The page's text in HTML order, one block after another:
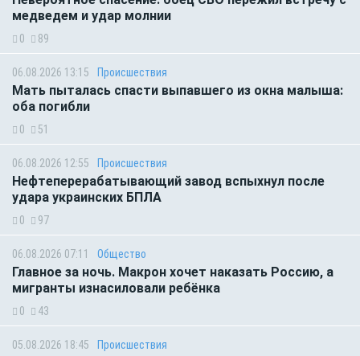
медведем и удар молнии
0 89
06.08.2026 13:15 Происшествия
Мать пыталась спасти выпавшего из окна малыша:
оба погибли
0 51
06.08.2026 12:55 Происшествия
Нефтеперерабатывающий завод вспыхнул после
удара украинских БПЛА
0 97
06.08.2026 07:11 Общество
Главное за ночь. Макрон хочет наказать Россию, а
мигранты изнасиловали ребёнка
0 43
05.08.2026 18:45 Происшествия